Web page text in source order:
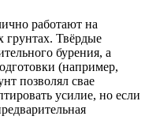
работают на
грунтах. Твёрдые
бурения, а
(например,
позволял свае
усилие, но если